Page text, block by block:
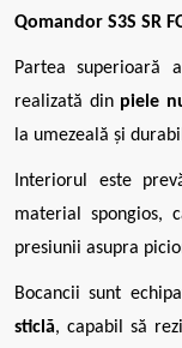
Qomandor S3S SR
Partea superioară
realizată din piele
la umezeală și
Interiorul este
material spongios,
presiunii asupra
Bocancii sunt
sticlă, capabil să